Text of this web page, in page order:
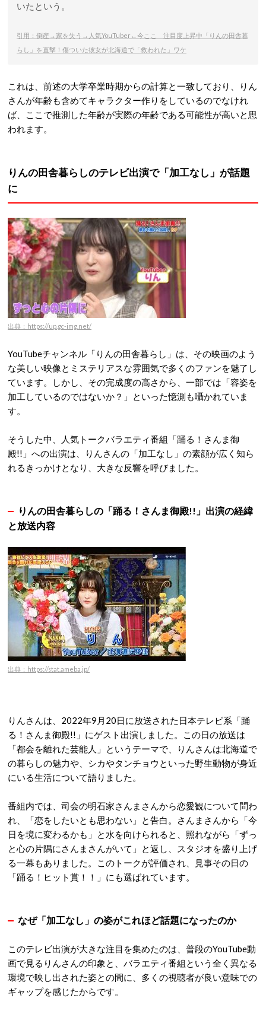
いたという。
引用：倒産→家を失う→人気YouTuber←今ここ 注目度上昇中「りんの田舎暮
らし」を直撃！傷ついた彼女が北海道で「救われた」ワケ
これは、前述の大学卒業時期からの計算と一致しており、りん
さんが年齢も含めてキャラクター作りをしているのでなけれ
ば、ここで推測した年齢が実際の年齢である可能性が高いと思
われます。
りんの田舎暮らしのテレビ出演で「加工なし」が話題
に
出典：https://up.gc-img.net/
YouTubeチャンネル「りんの田舎暮らし」は、その映画のよう
な美しい映像とミステリアスな雰囲気で多くのファンを魅了し
ています。しかし、その完成度の高さから、一部では「容姿を
加工しているのではないか？」といった憶測も囁かれていま
す。
そうした中、人気トークバラエティ番組「踊る！さんま御
殿!!」への出演は、りんさんの「加工なし」の素顔が広く知ら
れるきっかけとなり、大きな反響を呼びました。
りんの田舎暮らしの「踊る！さんま御殿!!」出演の経緯
と放送内容
出典：https://stat.ameba.jp/
りんさんは、2022年9月20日に放送された日本テレビ系「踊
る！さんま御殿!!」にゲスト出演しました。
この日の放送は
「都会を離れた芸能人」というテーマで、りんさんは北海道で
の暮らしの魅力や、シカやタンチョウといった野生動物が身近
にいる生活について語りました。
番組内では、司会の明石家さんまさんから恋愛観について問わ
れ、「恋をしたいとも思わない」と告白。
さんまさんから「今
日を境に変わるかも」と水を向けられると、照れながら「ずっ
と心の片隅にさんまさんがいて」と返し、スタジオを盛り上げ
る一幕もありました。
このトークが評価され、見事その日の
「踊る！ヒット賞！！」にも選ばれています。
なぜ「加工なし」の姿がこれほど話題になったのか
このテレビ出演が大きな注目を集めたのは、普段のYouTube動
画で見るりんさんの印象と、バラエティ番組という全く異なる
環境で映し出された姿との間に、多くの視聴者が良い意味での
ギャップを感じたからです。